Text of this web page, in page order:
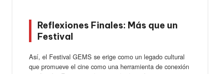
Reflexiones Finales: Más que un
Festival
Así, el Festival GEMS se erige como un legado cultural
que promueve el cine como una herramienta de conexión